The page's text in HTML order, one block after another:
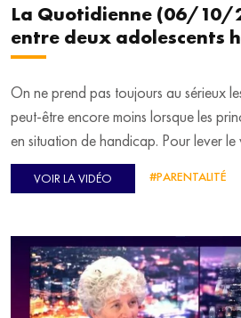
La Quotidienne (06/10/
entre deux adolescents
On ne prend pas toujours au sérieux
peut-être encore moins lorsque les
en situation de handicap. Pour lever le
médiatisé, Emmanuel Davidenkoff
de Tournemire, autrice du livre "Des
VOIR LA VIDÉO #PARENTALITÉ